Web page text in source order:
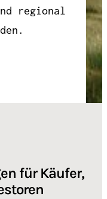
regional
für Käufer,